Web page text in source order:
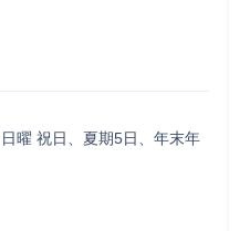
曜 祝日、夏期5日、年末年